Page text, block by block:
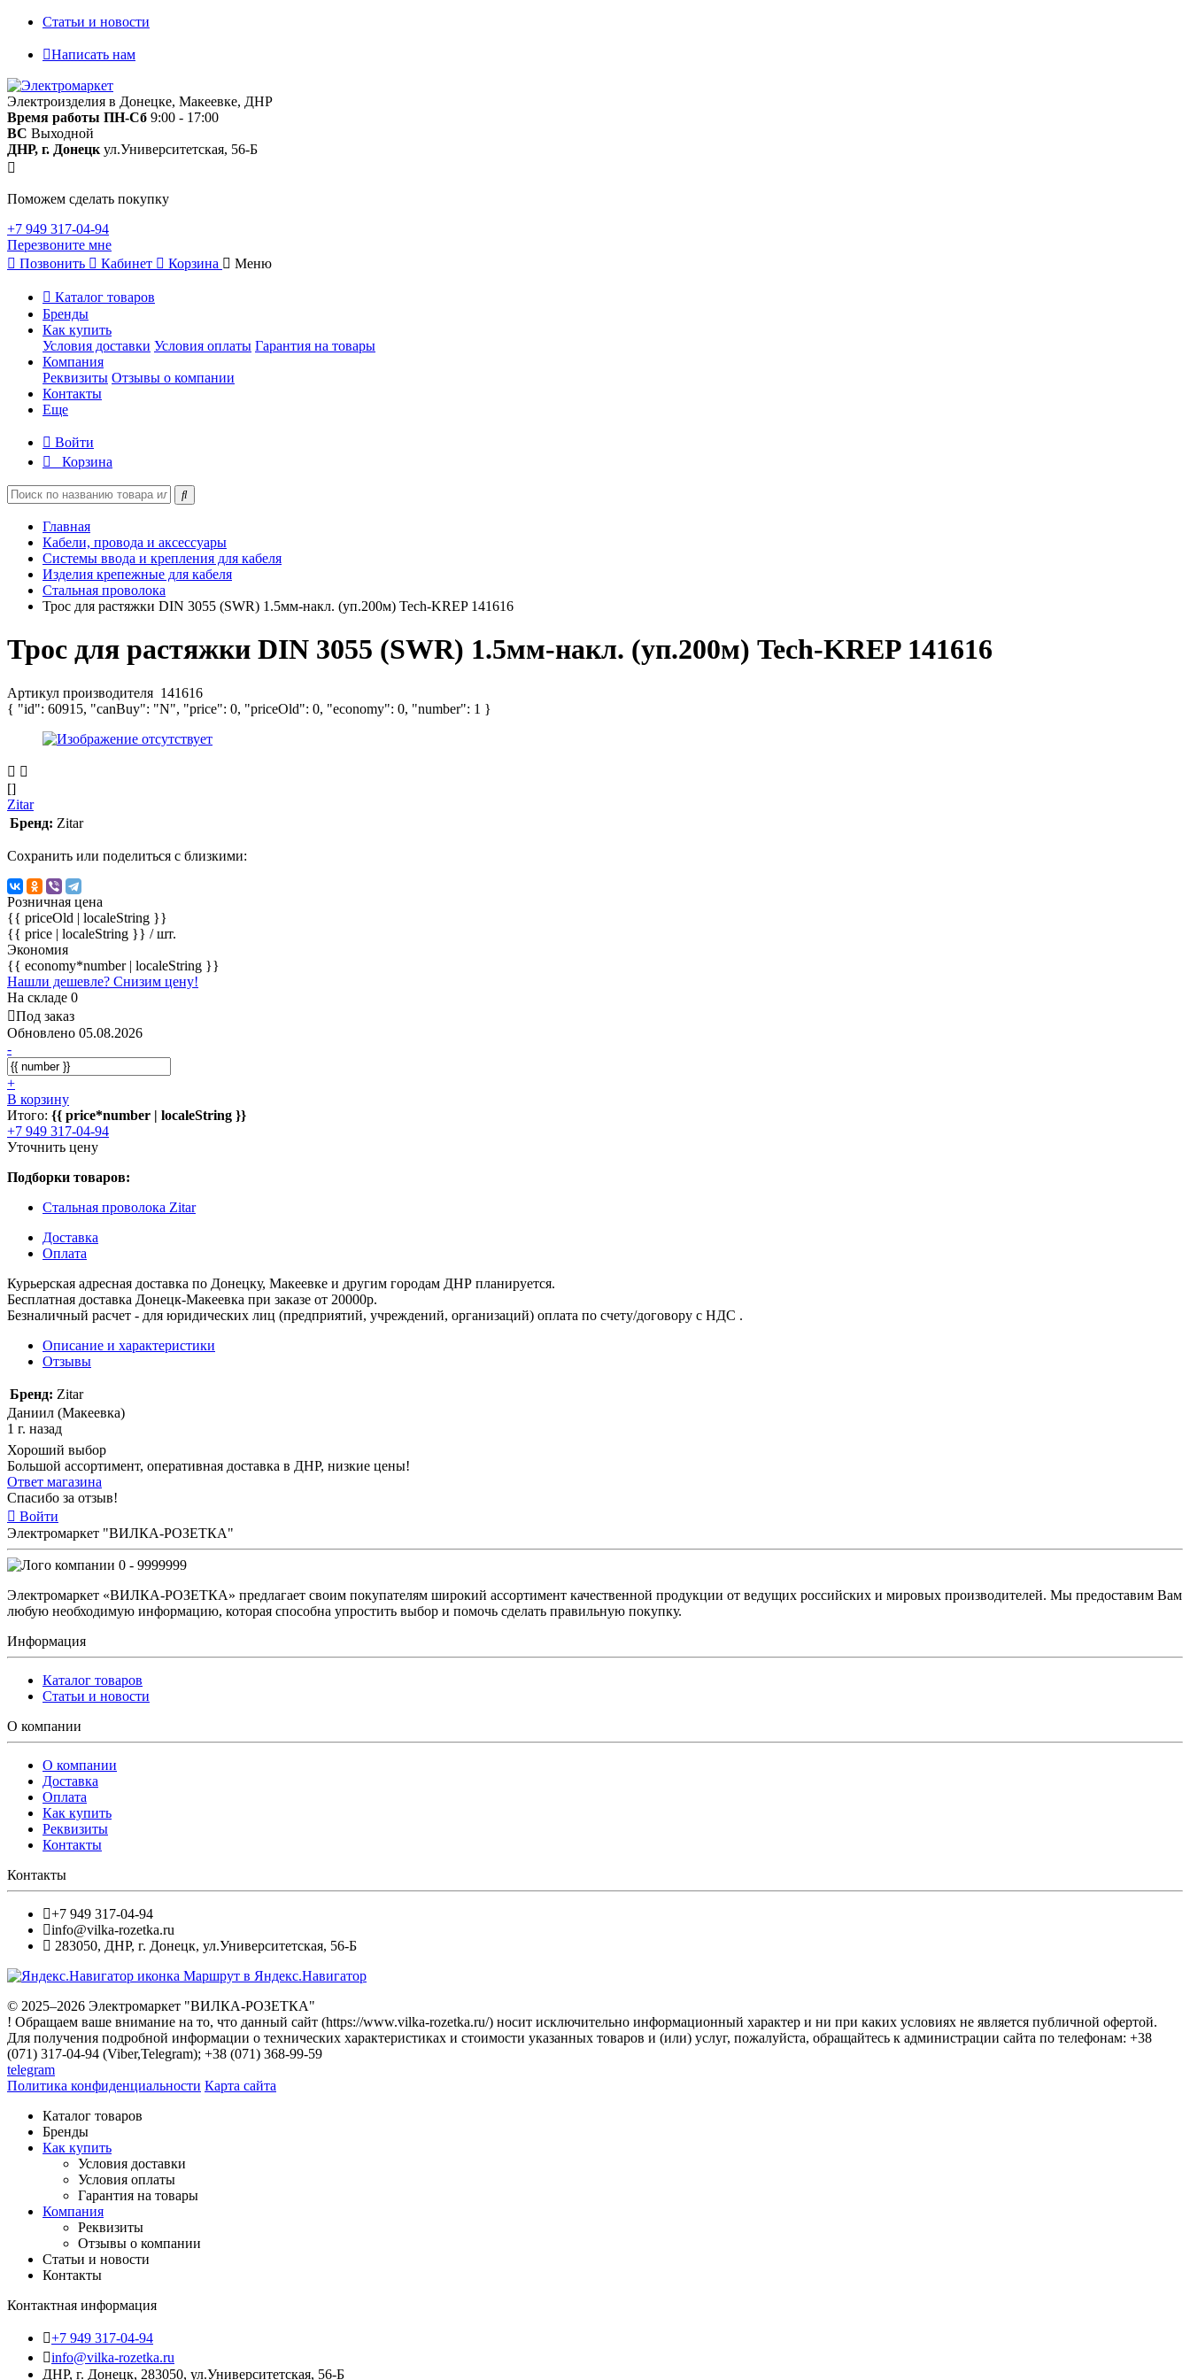
Статьи и новости
Написать нам
Электроизделия в Донецке, Макеевке, ДНР
Время работы ПН-Сб 9:00 - 17:00
ВС Выходной
ДНР, г. Донецк ул.Университетская, 56-Б
Поможем сделать покупку
+7 949 317-04-94
Перезвоните мне
Позвонить
Кабинет Корзина Меню
Каталог товаров
Бренды
Как купить
Условия доставки Условия оплаты Гарантия на товары
Компания
Реквизиты Отзывы о компании
Контакты
Еще
Войти
Корзина
Главная
Кабели, провода и аксессуары
Системы ввода и крепления для кабеля
Изделия крепежные для кабеля
Стальная проволока
Трос для растяжки DIN 3055 (SWR) 1.5мм-накл. (уп.200м) Tech-KREP 141616
Трос для растяжки DIN 3055 (SWR) 1.5мм-накл. (уп.200м) Tech-KREP 141616
Артикул производителя 141616
{ "id": 60915, "canBuy": "N", "price": 0, "priceOld": 0, "economy": 0, "number": 1 }
[]
Zitar
Бренд: Zitar
Сохранить или поделиться с близкими:
Розничная цена
{{ priceOld | localeString }}
{{ price | localeString }} / шт.
Экономия
{{ economy*number | localeString }}
Нашли дешевле? Снизим цену!
На складе 0
Под заказ
Обновлено 05.08.2026
-
+
В корзину
Итого: {{ price*number | localeString }}
+7 949 317-04-94
Уточнить цену
Подборки товаров:
Стальная проволока Zitar
Доставка
Оплата
Курьерская адресная доставка по Донецку, Макеевке и другим городам ДНР планируется.
Бесплатная доставка Донецк-Макеевка при заказе от 20000р.
Безналичный расчет - для юридических лиц (предприятий, учреждений, организаций) оплата по счету/договору с НДС .
Описание и характеристики
Отзывы
Бренд: Zitar
Даниил (Макеевка)
1 г. назад
Хороший выбор
Большой ассортимент, оперативная доставка в ДНР, низкие цены!
Ответ магазина
Спасибо за отзыв!
Войти
Электромаркет "ВИЛКА-РОЗЕТКА"
0 - 9999999
Электромаркет «ВИЛКА-РОЗЕТКА» предлагает своим покупателям широкий ассортимент качественной продукции от ведущих российских и мировых производителей. Мы предоставим Вам
любую необходимую информацию, которая способна упростить выбор и помочь сделать правильную покупку.
Информация
Каталог товаров
Статьи и новости
О компании
О компании
Доставка
Оплата
Как купить
Реквизиты
Контакты
Контакты
+7 949 317-04-94
info@vilka-rozetka.ru
283050, ДНР, г. Донецк, ул.Университетская, 56-Б
Маршрут в Яндекс.Навигатор
© 2025–2026 Электромаркет "ВИЛКА-РОЗЕТКА"
! Обращаем ваше внимание на то, что данный сайт (https://www.vilka-rozetka.ru/) носит исключительно информационный характер и ни при каких условиях не является публичной офертой.
Для получения подробной информации о технических характеристиках и стоимости указанных товаров и (или) услуг, пожалуйста, обращайтесь к администрации сайта по телефонам: +38
(071) 317-04-94 (Viber,Telegram); +38 (071) 368-99-59
telegram
Политика конфиденциальности Карта сайта
Каталог товаров
Бренды
Как купить
Условия доставки
Условия оплаты
Гарантия на товары
Компания
Реквизиты
Отзывы о компании
Статьи и новости
Контакты
Контактная информация
+7 949 317-04-94
info@vilka-rozetka.ru
ДНР, г. Донецк, 283050, ул.Университетская, 56-Б